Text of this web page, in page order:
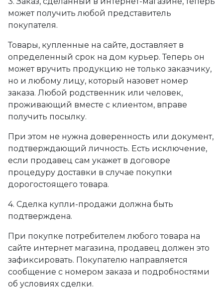
может получить любой представитель
покупателя.
Товары, купленные на сайте, доставляет в
определенный срок на дом курьер. Теперь он
может вручить продукцию не только заказчику,
но и любому лицу, который назовет номер
заказа. Любой родственник или человек,
проживающий вместе с клиентом, вправе
получить посылку.
При этом не нужна доверенность или документ,
подтверждающий личность. Есть исключение,
если продавец сам укажет в договоре
процедуру доставки в случае покупки
дорогостоящего товара.
4. Сделка купли-продажи должна быть
подтверждена.
При покупке потребителем любого товара на
сайте интернет магазина, продавец должен это
зафиксировать. Покупателю направляется
сообщение с номером заказа и подробностями
об условиях сделки.